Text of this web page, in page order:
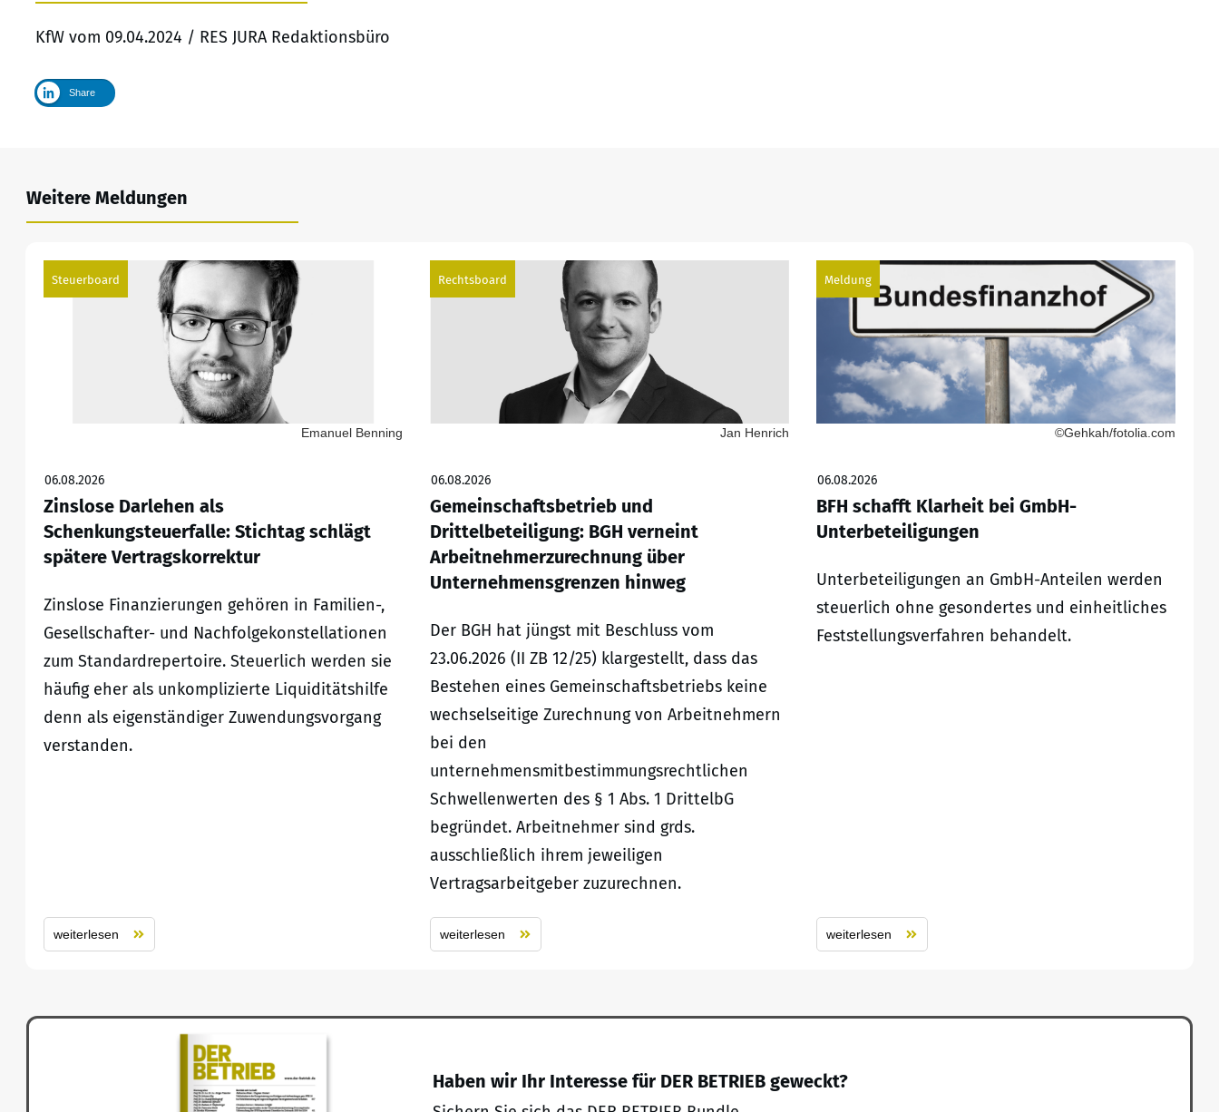
KfW vom 09.04.2024 / RES JURA Redaktionsbüro
Share
Weitere Meldungen
Steuerboard
Emanuel Benning
06.08.2026
Zinslose Darlehen als
Schenkungsteuerfalle: Stichtag schlägt
spätere Vertragskorrektur
Zinslose Finanzierungen gehören in Familien-,
Gesellschafter- und Nachfolgekonstellationen
zum Standardrepertoire. Steuerlich werden sie
häufig eher als unkomplizierte Liquiditätshilfe
denn als eigenständiger Zuwendungsvorgang
verstanden.
weiterlesen
Rechtsboard
Jan Henrich
06.08.2026
Gemeinschaftsbetrieb und
Drittelbeteiligung: BGH verneint
Arbeitnehmerzurechnung über
Unternehmensgrenzen hinweg
Der BGH hat jüngst mit Beschluss vom
23.06.2026 (II ZB 12/25) klargestellt, dass das
Bestehen eines Gemeinschaftsbetriebs keine
wechselseitige Zurechnung von Arbeitnehmern
bei den
unternehmensmitbestimmungsrechtlichen
Schwellenwerten des § 1 Abs. 1 DrittelbG
begründet. Arbeitnehmer sind grds.
ausschließlich ihrem jeweiligen
Vertragsarbeitgeber zuzurechnen.
weiterlesen
Meldung
©Gehkah/fotolia.com
06.08.2026
BFH schafft Klarheit bei GmbH-
Unterbeteiligungen
Unterbeteiligungen an GmbH-Anteilen werden
steuerlich ohne gesondertes und einheitliches
Feststellungsverfahren behandelt.
weiterlesen
Haben wir Ihr Interesse für DER BETRIEB geweckt?